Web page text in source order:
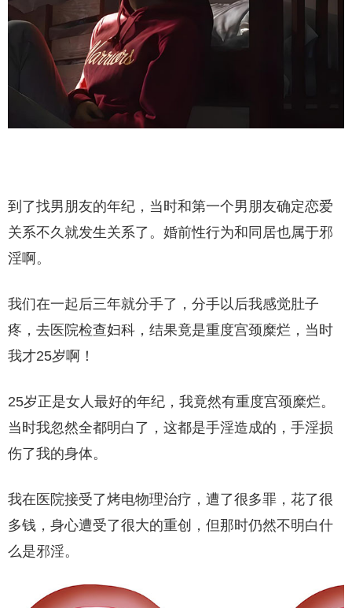
到了找男朋友的年纪，当时和第一个男朋友确定恋爱
关系不久就发生关系了。婚前性行为和同居也属于邪
淫啊。
我们在一起后三年就分手了，分手以后我感觉肚子
疼，去医院检查妇科，结果竟是重度宫颈糜烂，当时
我才25岁啊！
25岁正是女人最好的年纪，我竟然有重度宫颈糜烂。
当时我忽然全都明白了，这都是手淫造成的，手淫损
伤了我的身体。
我在医院接受了烤电物理治疗，遭了很多罪，花了很
多钱，身心遭受了很大的重创，但那时仍然不明白什
么是邪淫。